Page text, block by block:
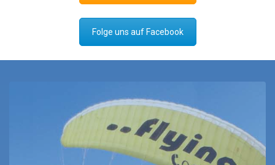
Folge uns auf Facebook